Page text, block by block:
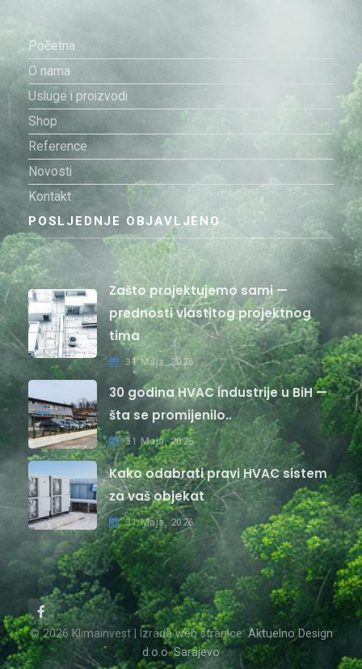
Početna
O nama
Usluge i proizvodi
Shop
Reference
Novosti
Kontakt
POSLJEDNJE OBJAVLJENO
Zašto projektujemo sami —
prednosti vlastitog projektnog
tima
31 Maja, 2026
30 godina HVAC industrije u BiH —
šta se promijenilo..
31 Maja, 2026
Kako odabrati pravi HVAC sistem
za vaš objekat
31 Maja, 2026
© 2026 Klimainvest | Izrada web stranice:Aktuelno Design
d.o.o. Sarajevo